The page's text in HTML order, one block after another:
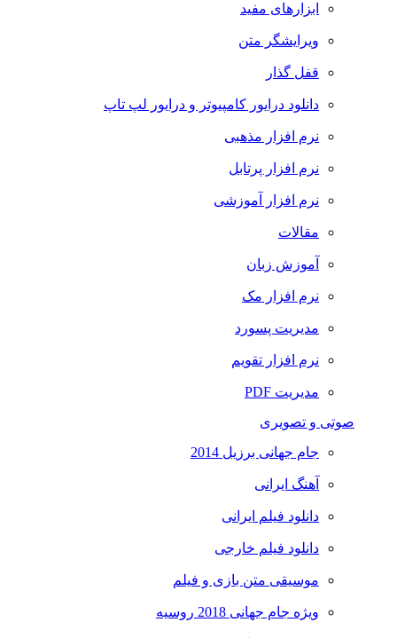
ابزارهای مفید
ویرایشگر متن
قفل گذار
دانلود درایور کامپیوتر و درایور لپ تاپ
نرم افزار مذهبی
نرم افزار پرتابل
نرم افزار آموزشی
مقالات
آموزش زبان
نرم افزار مک
مدیریت پسورد
نرم افزار تقویم
مدیریت PDF
صوتی و تصویری
جام جهانی برزیل 2014
آهنگ ایرانی
دانلود فیلم ایرانی
دانلود فیلم خارجی
موسیقی متن بازی و فیلم
ویژه جام جهانی 2018 روسیه